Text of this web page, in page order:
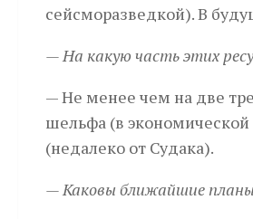
сейсморазведкой). В
— На какую часть этих
— Не менее чем на две
шельфа (в
(недалеко от Судака).
— Каковы ближайшие